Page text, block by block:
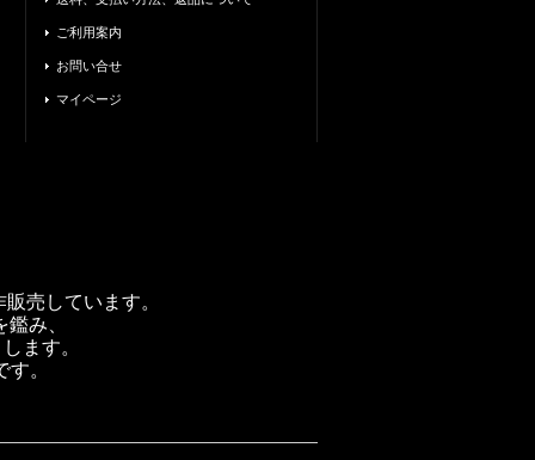
ご利用案内
お問い合せ
マイページ
売しています。
み、
ます。
。